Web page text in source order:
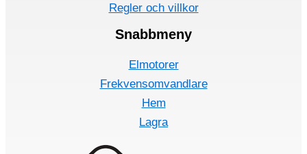
Regler och villkor
Snabbmeny
Elmotorer
Frekvensomvandlare
Hem
Lagra